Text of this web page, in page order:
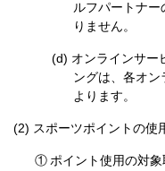
ルフパートナ
りません。
オンラインサー
ングは、各オ
よります。
スポーツポイントの使
① ポイント使用の対